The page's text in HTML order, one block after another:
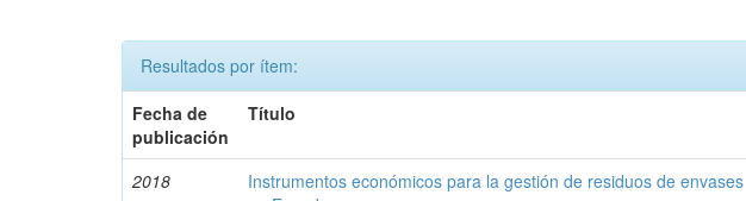
Resultados por ítem:
Fecha de
publicación
Título
2018
Instrumentos económicos para la gestión de residuos de envases